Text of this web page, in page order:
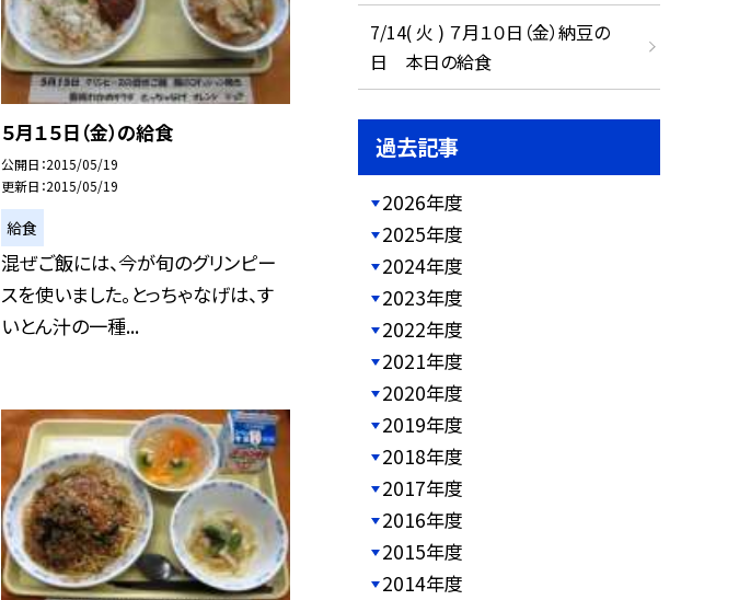
５月１５日（金）の給食
公開日 2015/05/19
更新日 2015/05/19
給食
混ぜご飯には、今が旬のグリンピー
スを使いました。とっちゃなげは、す
いとん汁の一種...
7/14( 火 ) ７月１０日（金）納豆の
日 本日の給食
過去記事
2026年度
2025年度
2024年度
2023年度
2022年度
2021年度
2020年度
2019年度
2018年度
2017年度
2016年度
2015年度
2014年度